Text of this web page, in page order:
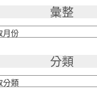
彙整
分類